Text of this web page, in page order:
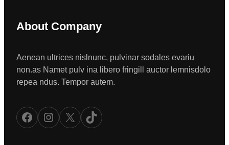
About Company
Aenean ultrices nislnunc, pulvinar sodales evariu
non.as Namet pulv ina libero fringill auctor lemnisdolo
repea ndus. Tempor autem.
Facebook Instagram X TikTok